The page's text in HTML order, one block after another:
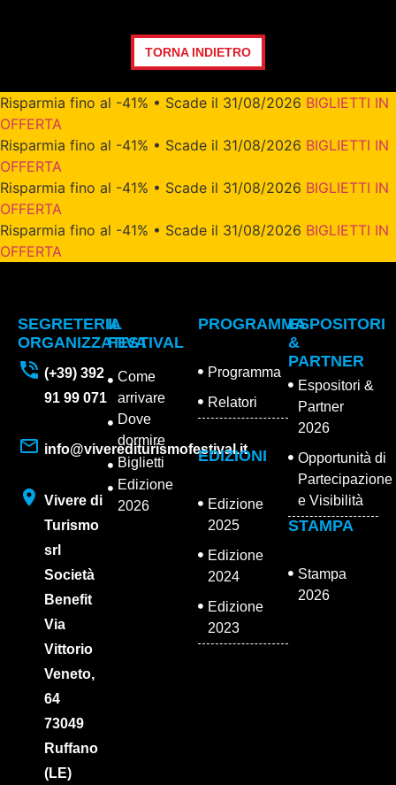
TORNA INDIETRO
Risparmia fino al -41% • Scade il 31/08/2026 BIGLIETTI IN
OFFERTA
Risparmia fino al -41% • Scade il 31/08/2026 BIGLIETTI IN
OFFERTA
Risparmia fino al -41% • Scade il 31/08/2026 BIGLIETTI IN
OFFERTA
Risparmia fino al -41% • Scade il 31/08/2026 BIGLIETTI IN
OFFERTA
SEGRETERIA
ORGANIZZATIVA
(+39) 392
91 99 071
info@viverediturismofestival.it
Vivere di
Turismo
srl
Società
Benefit
Via
Vittorio
Veneto,
64
73049
Ruffano
(LE)
IL
FESTIVAL
Come
arrivare
Dove
dormire
Biglietti
Edizione
2026
PROGRAMMA
Programma
Relatori
EDIZIONI
Edizione
2025
Edizione
2024
Edizione
2023
ESPOSITORI
&
PARTNER
Espositori &
Partner
2026
Opportunità di
Partecipazione
e Visibilità
STAMPA
Stampa
2026